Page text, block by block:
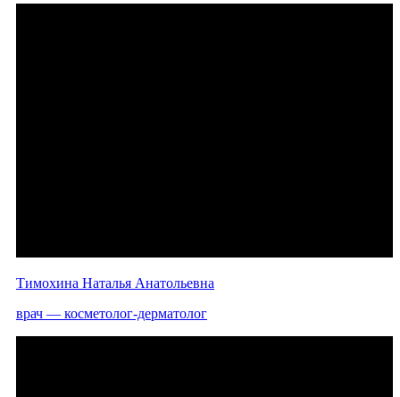
Тимохина Наталья Анатольевна
врач — косметолог-дерматолог